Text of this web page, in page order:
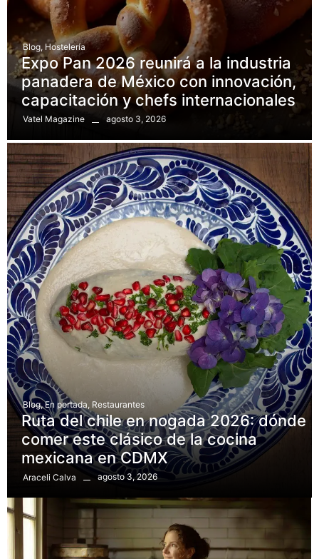
Blog, Hostelería
Expo Pan 2026 reunirá a la industria
panadera de México con innovación,
capacitación y chefs internacionales
Vatel Magazine agosto 3, 2026
Blog, En portada Restaurantes
Ruta del chile en nogada 2026: dónde
comer este clásico de la cocina
mexicana en CDMX
Araceli Calva agosto 3, 2026